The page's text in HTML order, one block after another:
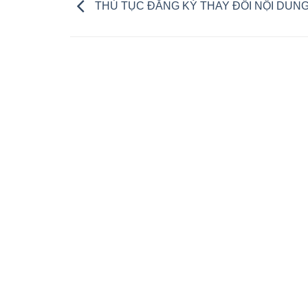
THỦ TỤC ĐĂNG KÝ THAY ĐỔI NỘI